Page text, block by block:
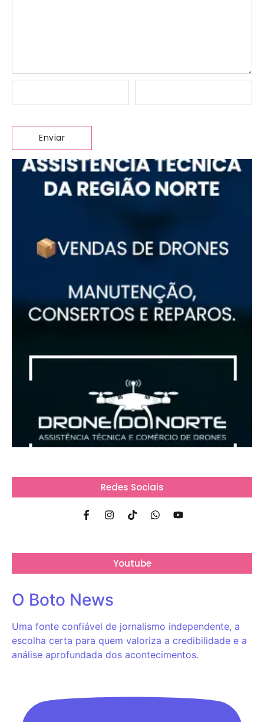
Redes Sociais
Youtube
O Boto News
Uma fonte confiável de jornalismo independente, a
escolha certa para quem valoriza a credibilidade e a
análise aprofundada dos acontecimentos.